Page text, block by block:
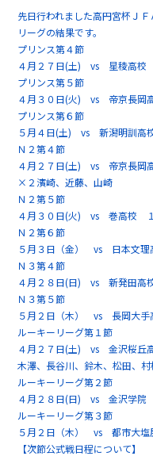
先日行われました高円宮杯Ｊ
リーグの結果です。
プリンス第４節
４月２７日(土) vs 星稜高
プリンス第５節
４月３０日(火) vs 帝京長
プリンス第６節
５月４日(土) vs 新潟明訓
Ｎ２第４節
４月２７日(土) vs 帝京長
×２濱崎、近藤、山崎
Ｎ２第５節
４月３０日(火) vs 巻高校
Ｎ２第６節
５月３日（金） vs 日本文
Ｎ３第４節
４月２８日(日) vs 新発田
Ｎ３第５節
５月２日（木） vs 長岡大
ルーキーリーグ第１節
４月２７日(土) vs 金沢桜丘
木澤、長谷川、鈴木、松田、村
ルーキーリーグ第２節
４月２８日(日) vs 金沢学
ルーキーリーグ第３節
５月２日（木） vs 都市大
【次節公式戦日程について】